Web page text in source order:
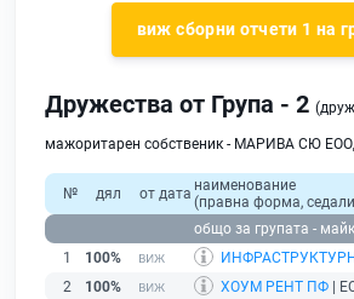
виж сборни отчети 1 на
Дружества от Група - 2
мажоритарен собственик - МАРИВА СЮ
№ дял от дата наименование
(правна форма,
общо за групата -
1
100%
2
100% ХОУМ РЕНТ ПФ |